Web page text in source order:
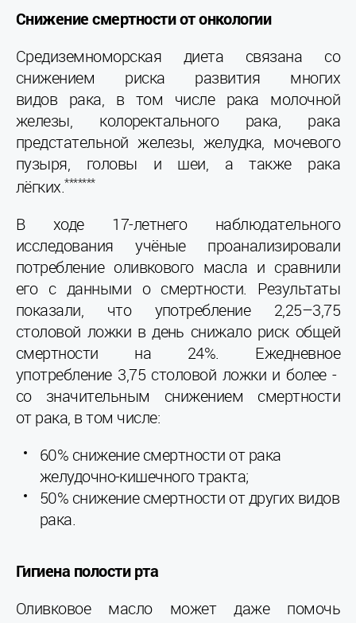
Снижение смертности от онкологии
Средиземноморская диета связана со
снижением риска развития многих
видов рака, в том числе рака молочной
железы, колоректального рака, рака
предстательной железы, желудка, мочевого
пузыря, головы и шеи, а также рака
лёгких.*******
В ходе 17-летнего наблюдательного
исследования учёные проанализировали
потребление оливкового масла и сравнили
его с данными о смертности. Результаты
показали, что употребление 2,25–3,75
столовой ложки в день снижало риск общей
смертности на 24%. Ежедневное
употребление 3,75 столовой ложки и более -
со значительным снижением смертности
от рака, в том числе:
60% снижение смертности от рака
желудочно-кишечного тракта;
50% снижение смертности от других видов
рака.
Гигиена полости рта
Оливковое масло может даже помочь